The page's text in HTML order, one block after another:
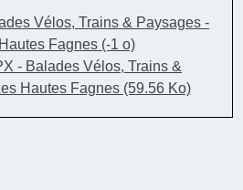
Vélos, Trains & Paysages -
Fagnes (-1 o)
- Balades Vélos, Trains &
Hautes Fagnes (59.56 Ko)